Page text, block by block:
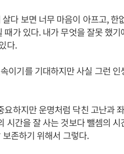
다 보면 너무 마음이 아프고, 한
가 있다. 내가 무엇을 잘못 했
다.
이기를 기대하지만 사실 그런 인
하지만 운명처럼 닥친 고난과
시간을 잘 사는 것보다 뺄셈의
존하기 위해서 그렇다.